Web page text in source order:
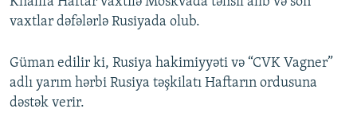
vaxtlar dəfələrlə Rusiyada olub.
Güman edilir ki, Rusiya hakimiyyəti və “CVK Vagner”
adlı yarım hərbi Rusiya təşkilatı Haftarın ordusuna
dəstək verir.